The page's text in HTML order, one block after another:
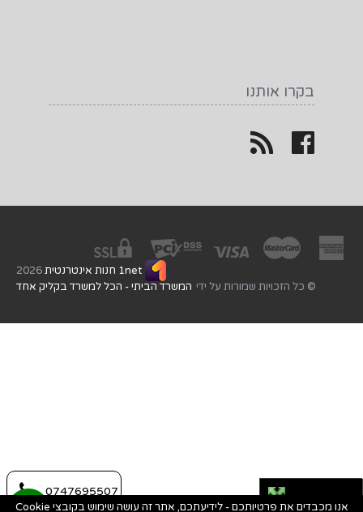
אנו מכבדים את פרטיותכם - לידיעתכם, אתר זה עושה שימוש בקובצי Cookie
0747695507
בקרו אותנו
1net חנות אינטרנטית
2026
© כל הזכויות שמורות על ידי המשרד הביתי - הכל למשרד בקליק אחד